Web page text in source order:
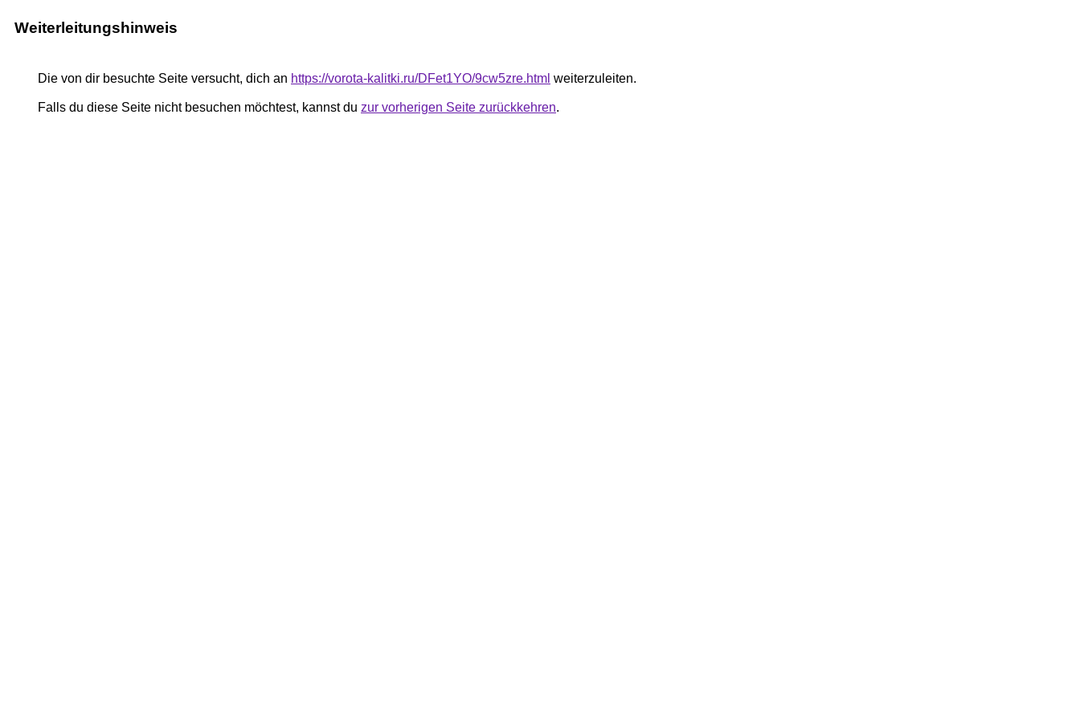
Weiterleitungshinweis
Die von dir besuchte Seite versucht, dich an https://vorota-kalitki.ru/DFet1YO/9cw5zre.html weiterzuleiten.
Falls du diese Seite nicht besuchen möchtest, kannst du zur vorherigen Seite zurückkehren.